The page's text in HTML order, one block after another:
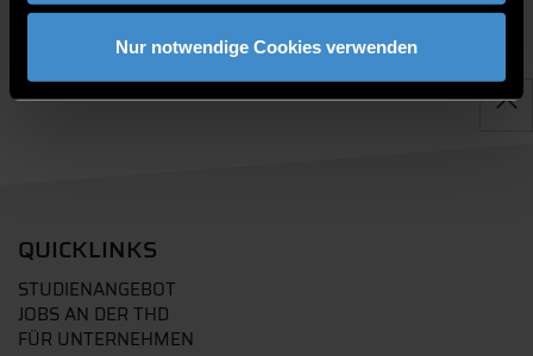
Nur notwendige Cookies verwenden
QUICKLINKS
STUDIENANGEBOT
JOBS AN DER THD
FÜR UNTERNEHMEN